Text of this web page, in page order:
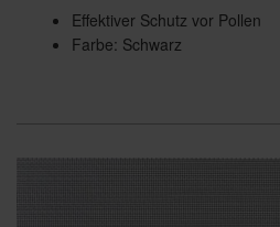
Effektiver Schutz vor Pollen
Farbe: Schwarz